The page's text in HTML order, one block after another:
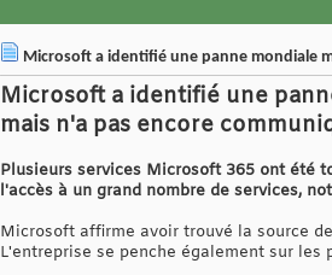
Microsoft a identifié une panne mondiale
Microsoft a identifié une
mais n'a pas encore
Plusieurs services Microsoft 365 ont été
l'accès à un grand nombre de services,
Microsoft affirme avoir trouvé la source
L'entreprise se penche également sur les